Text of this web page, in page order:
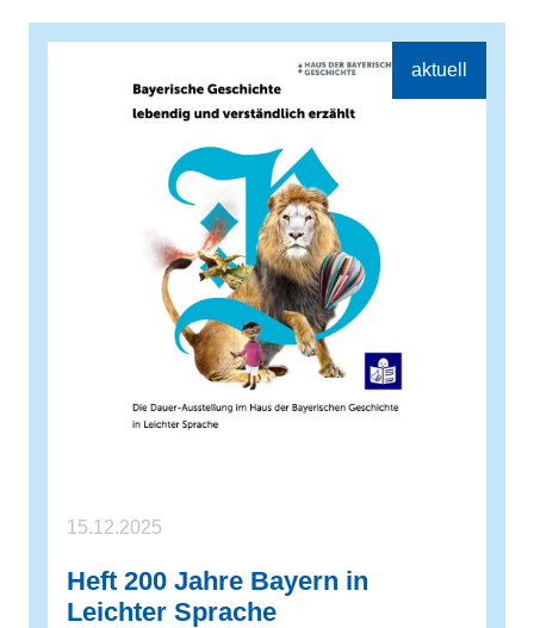
15.12.2025
Heft 200 Jahre Bayern in
Leichter Sprache